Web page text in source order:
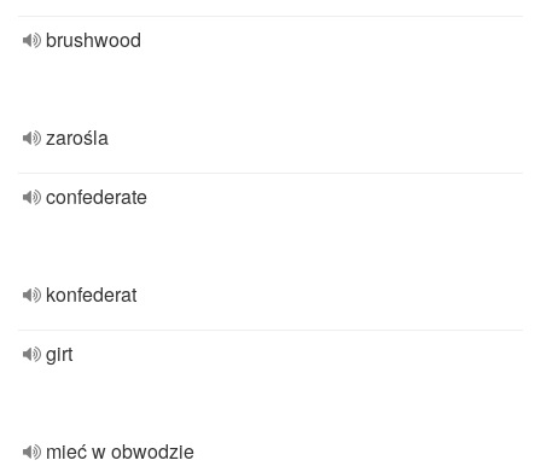
brushwood
zarośla
confederate
konfederat
girt
mieć w obwodzie